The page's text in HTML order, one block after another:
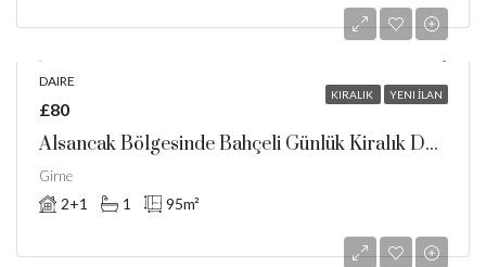
KIRALIK YENI İLAN
DAIRE
£80
Alsancak Bölgesinde Bahçeli Günlük Kiralık Daire
Girne
2+1 1 95m²